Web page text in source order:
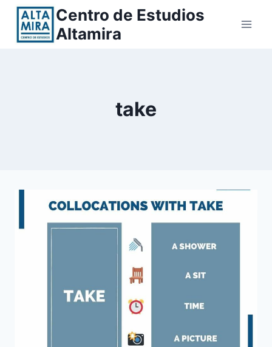
Saltar
contenido
Centro de Estudios
Altamira
take